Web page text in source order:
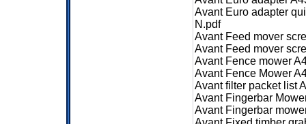
Avant Euro adapter
N.pdf
Avant Feed mover
Avant Feed mover
Avant Fence mower
Avant Fence Mower
Avant filter packet list
Avant Fingerbar
Avant Fingerbar